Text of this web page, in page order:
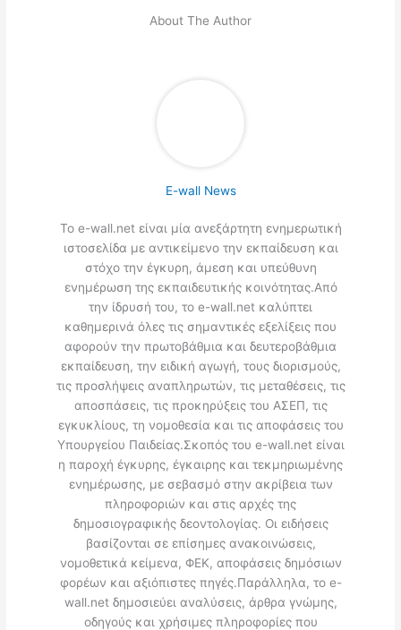
About The Author
E-wall News
Το e-wall.net είναι μία ανεξάρτητη ενημερωτική
ιστοσελίδα με αντικείμενο την εκπαίδευση και
στόχο την έγκυρη, άμεση και υπεύθυνη
ενημέρωση της εκπαιδευτικής κοινότητας.Από
την ίδρυσή του, το e-wall.net καλύπτει
καθημερινά όλες τις σημαντικές εξελίξεις που
αφορούν την πρωτοβάθμια και δευτεροβάθμια
εκπαίδευση, την ειδική αγωγή, τους διορισμούς,
τις προσλήψεις αναπληρωτών, τις μεταθέσεις, τις
αποσπάσεις, τις προκηρύξεις του ΑΣΕΠ, τις
εγκυκλίους, τη νομοθεσία και τις αποφάσεις του
Υπουργείου Παιδείας.Σκοπός του e-wall.net είναι
η παροχή έγκυρης, έγκαιρης και τεκμηριωμένης
ενημέρωσης, με σεβασμό στην ακρίβεια των
πληροφοριών και στις αρχές της
δημοσιογραφικής δεοντολογίας. Οι ειδήσεις
βασίζονται σε επίσημες ανακοινώσεις,
νομοθετικά κείμενα, ΦΕΚ, αποφάσεις δημόσιων
φορέων και αξιόπιστες πηγές.Παράλληλα, το e-
wall.net δημοσιεύει αναλύσεις, άρθρα γνώμης,
οδηγούς και χρήσιμες πληροφορίες που